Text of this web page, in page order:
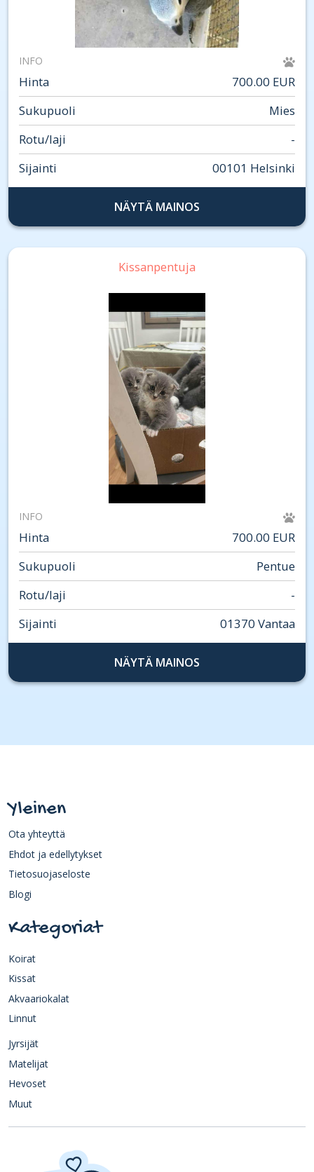
INFO
Hinta
700.00 EUR
Sukupuoli
Mies
Rotu/laji
-
Sijainti
00101 Helsinki
NÄYTÄ MAINOS
Kissanpentuja
INFO
Hinta
700.00 EUR
Sukupuoli
Pentue
Rotu/laji
-
Sijainti
01370 Vantaa
NÄYTÄ MAINOS
Yleinen
Ota yhteyttä
Ehdot ja edellytykset
Tietosuojaseloste
Blogi
Kategoriat
Koirat
Kissat
Akvaariokalat
Linnut
Jyrsijät
Matelijat
Hevoset
Muut